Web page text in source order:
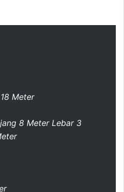
Meter
8 Meter Lebar 3